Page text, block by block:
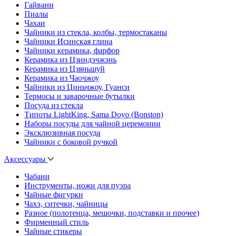
Гайвани
Пиалы
Чахаи
Чайники из стекла, колбы, термостаканы
Чайники Исинская глина
Чайники керамика, фарфор
Керамика из Цзиндэчжэнь
Керамика из Цзяньшуй
Керамика из Чаочжоу
Чайники из Циньчжоу, Гуанси
Термосы и заварочные бутылки
Посуда из стекла
Типоты LightKing, Sama Doyo (Bonston)
Наборы посуды для чайной церемонии
Эксклюзивная посуда
Чайники с боковой ручкой
Аксессуары
Чабани
Инструменты, ножи для пуэра
Чайные фигурки
Чахэ, ситечки, чайницы
Разное (полотенца, мешочки, подставки и прочее)
Фирменный стиль
Чайные стикеры